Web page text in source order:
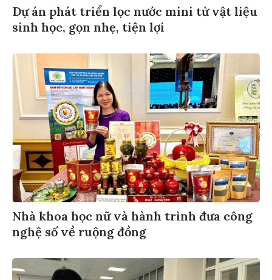
Dự án phát triển lọc nước mini từ vật liệu
sinh học, gọn nhẹ, tiện lợi
Nhà khoa học nữ và hành trình đưa công
nghệ số về ruộng đồng